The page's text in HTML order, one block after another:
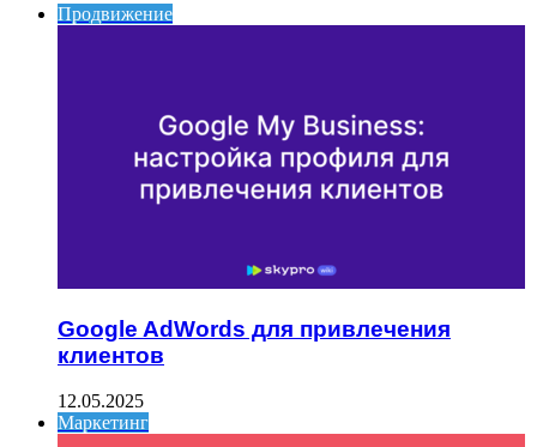
Продвижение
Google AdWords для привлечения
клиентов
12.05.2025
Маркетинг